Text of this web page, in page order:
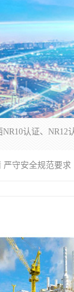
严守安全规范要求